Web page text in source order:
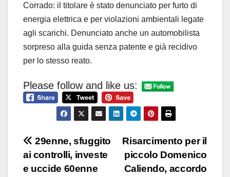
Corrado: il titolare è stato denunciato per furto di
energia elettrica e per violazioni ambientali legate
agli scarichi. Denunciato anche un automobilista
sorpreso alla guida senza patente e già recidivo
per lo stesso reato.
Please follow and like us:
Navigazione
articoli
Risarcimento per il
piccolo Domenico
Caliendo, accordo
29enne, sfuggito
ai controlli, investe
e uccide 60enne